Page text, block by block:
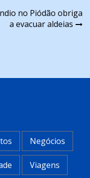
no Piódão obriga
a evacuar aldeias
Negócios
Viagens